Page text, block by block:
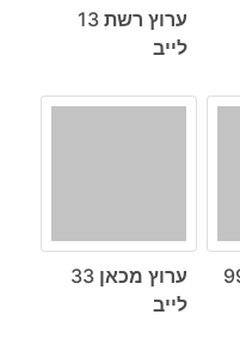
ערוץ רשת 13
לייב
99
ערוץ מכאן 33
לייב